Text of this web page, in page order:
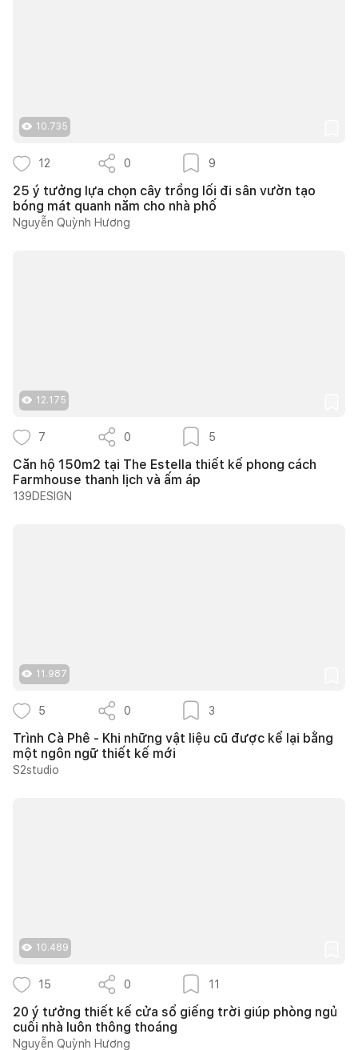
10.735
12 0 9
25 ý tưởng lựa chọn cây trồng lối đi sân vườn tạo
bóng mát quanh năm cho nhà phố
Nguyễn Quỳnh Hương
12.175
7 0 5
Căn hộ 150m2 tại The Estella thiết kế phong cách
Farmhouse thanh lịch và ấm áp
139DESIGN
11.987
5 0 3
Trình Cà Phê - Khi những vật liệu cũ được kể lại bằng
một ngôn ngữ thiết kế mới
S2studio
10.489
15 0 11
20 ý tưởng thiết kế cửa sổ giếng trời giúp phòng ngủ
cuối nhà luôn thông thoáng
Nguyễn Quỳnh Hương